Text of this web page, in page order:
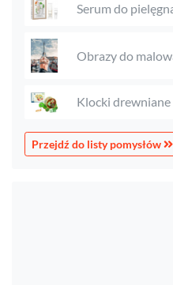
Serum do
Obrazy do
Klocki drewniane
Przejdź do listy pomysłów